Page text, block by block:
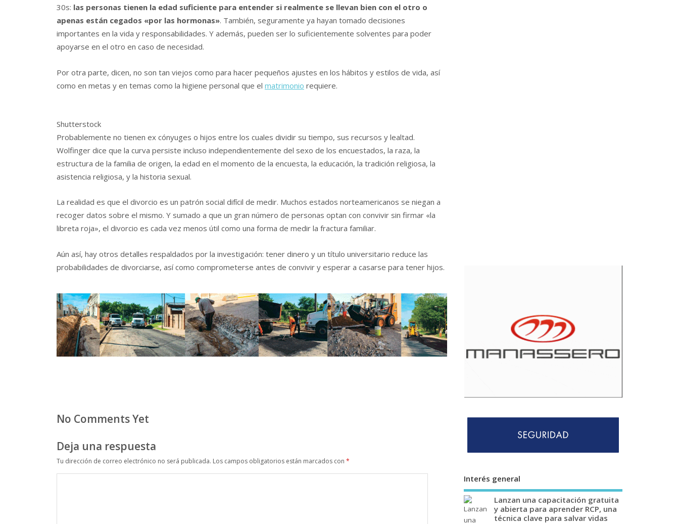
30s: las personas tienen la edad suficiente para entender si realmente se llevan bien con el otro o
apenas están cegados «por las hormonas». También, seguramente ya hayan tomado decisiones
importantes en la vida y responsabilidades. Y además, pueden ser lo suficientemente solventes para poder
apoyarse en el otro en caso de necesidad.
Por otra parte, dicen, no son tan viejos como para hacer pequeños ajustes en los hábitos y estilos de vida, así
como en metas y en temas como la higiene personal que el matrimonio requiere.
Shutterstock
Probablemente no tienen ex cónyuges o hijos entre los cuales dividir su tiempo, sus recursos y lealtad.
Wolfinger dice que la curva persiste incluso independientemente del sexo de los encuestados, la raza, la
estructura de la familia de origen, la edad en el momento de la encuesta, la educación, la tradición religiosa, la
asistencia religiosa, y la historia sexual.
La realidad es que el divorcio es un patrón social difícil de medir. Muchos estados norteamericanos se niegan a
recoger datos sobre el mismo. Y sumado a que un gran número de personas optan con convivir sin firmar «la
libreta roja», el divorcio es cada vez menos útil como una forma de medir la fractura familiar.
Aún así, hay otros detalles respaldados por la investigación: tener dinero y un título universitario reduce las
probabilidades de divorciarse, así como comprometerse antes de convivir y esperar a casarse para tener hijos.
No Comments Yet
Deja una respuesta
Tu dirección de correo electrónico no será publicada. Los campos obligatorios están marcados con *
Interés general
Lanzan una capacitación gratuita
y abierta para aprender RCP, una
técnica clave para salvar vidas